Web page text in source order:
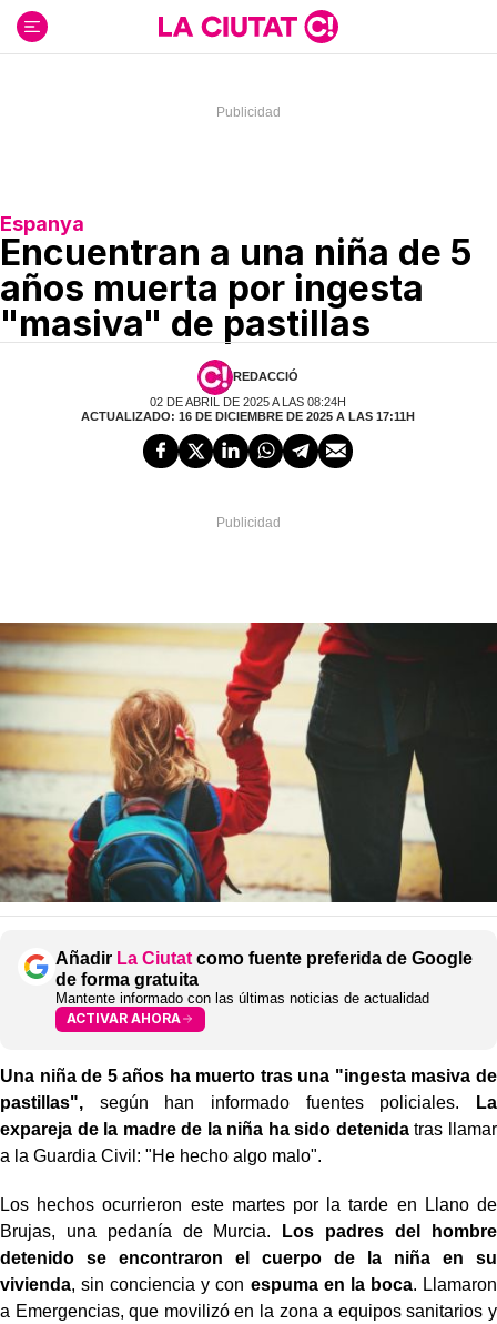
contenido
Espanya
Encuentran a una niña de 5
años muerta por ingesta
"masiva" de pastillas
REDACCIÓ
02 DE ABRIL DE 2025 A LAS 08:24H
ACTUALIZADO: 16 DE DICIEMBRE DE 2025 A LAS 17:11H
Añadir La Ciutat como fuente preferida de Google
de forma gratuita
Mantente informado con las últimas noticias de actualidad
ACTIVAR AHORA
Una niña de 5 años ha muerto tras una "ingesta masiva de
pastillas", según han informado fuentes policiales.
La
expareja de la madre de la niña ha sido detenidatras llamar
a la Guardia Civil: "He hecho algo malo".
Los hechos ocurrieron este martes por la tarde en Llano de
Brujas, una pedanía de Murcia.
Los padres del hombre
detenido se encontraron el cuerpo de la niña en su
vivienda, sin conciencia y con espuma en la boca. Llamaron
a Emergencias, que movilizó en la zona a equipos sanitarios y